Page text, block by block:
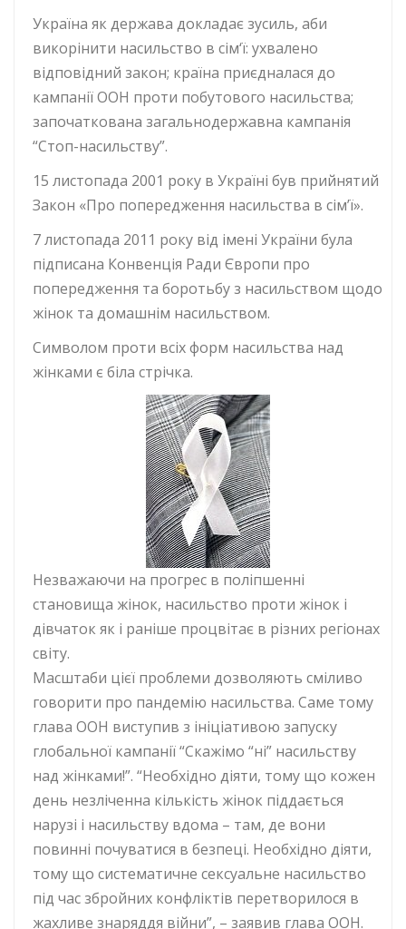
Україна як держава докладає зусиль, аби
викорінити насильство в сім‘ї: ухвалено
відповідний закон; країна приєдналася до
кампанії ООН проти побутового насильства;
започаткована загальнодержавна кампанія
“Стоп-насильству”.
15 листопада 2001 року в Україні був прийнятий
Закон «Про попередження насильства в сім’ї».
7 листопада 2011 року від імені України була
підписана Конвенція Ради Європи про
попередження та боротьбу з насильством щодо
жінок та домашнім насильством.
Символом проти всіх форм насильства над
жінками є біла стрічка.
Незважаючи на прогрес в поліпшенні
становища жінок, насильство проти жінок і
дівчаток як і раніше процвітає в різних регіонах
світу.
Масштаби цієї проблеми дозволяють сміливо
говорити про пандемію насильства. Саме тому
глава ООН виступив з ініціативою запуску
глобальної кампанії “Скажімо “ні” насильству
над жінками!”. “Необхідно діяти, тому що кожен
день незліченна кількість жінок піддається
нарузі і насильству вдома – там, де вони
повинні почуватися в безпеці. Необхідно діяти,
тому що систематичне сексуальне насильство
під час збройних конфліктів перетворилося в
жахливе знаряддя війни”, – заявив глава ООН.